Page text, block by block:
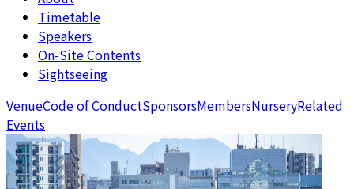
Timetable
Speakers
On-Site Contents
Sightseeing
VenueCode of ConductSponsorsMembersNurseryRelated
Events